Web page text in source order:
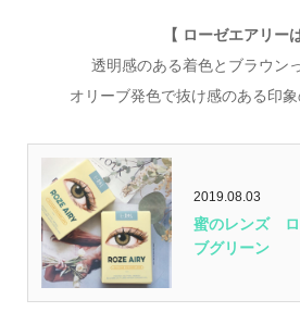
【 ローゼエアリー
透明感のある着色とブラウン
オリーブ発色で抜け感のある印
2019.08.03
蜜のレンズ ロ
ブグリーン